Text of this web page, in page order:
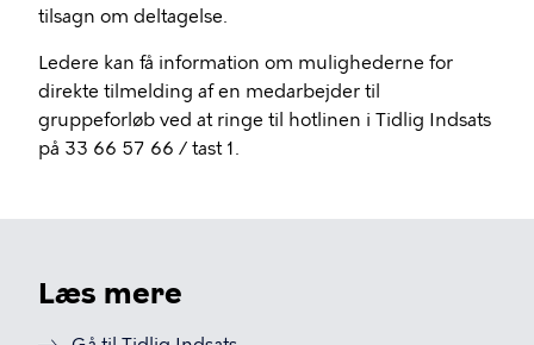
tilsagn om deltagelse.
Ledere kan få information om mulighederne for
direkte tilmelding af en medarbejder til
gruppeforløb ved at ringe til hotlinen i Tidlig Indsats
på 33 66 57 66 / tast 1.
Læs mere